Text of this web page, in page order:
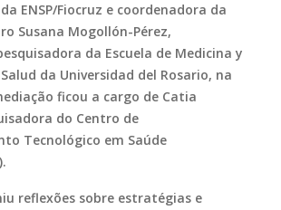
ENSP/Fiocruz e coordenadora da
Susana Mogollón-Pérez,
da Escuela de Medicina y
da Universidad del Rosario, na
ficou a cargo de Catia
do Centro de
Tecnológico em Saúde
reflexões sobre estratégias e